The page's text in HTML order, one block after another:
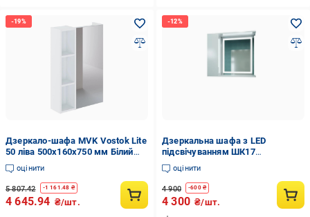
Дзеркало-шафа MVK Vostok Lite
50 ліва 500х160х750 мм Білий
стокгольмський (8100wh-1)
оцінити
5 807.42 -1 161.48 ₴
4 645.94 ₴/шт.
Дзеркальна шафа з LED
підсвічуванням ШК17
700х700х160 мм
оцінити
4 900 -600₴
4 300 ₴/шт.